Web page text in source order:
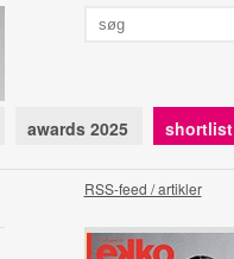
awards 2025 shortlist
RSS-feed / artikler